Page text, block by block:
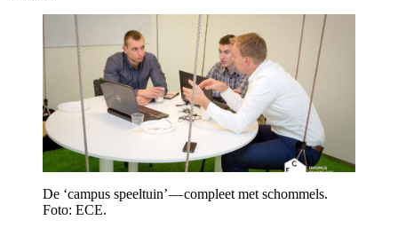
De ‘campus speeltuin’ — compleet met schommels.
Foto: ECE.